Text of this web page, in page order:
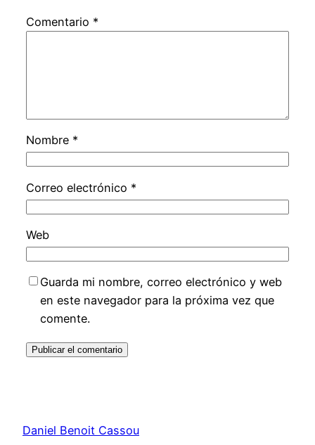
Comentario *
Nombre *
Correo electrónico *
Web
Guarda mi nombre, correo electrónico y web
en este navegador para la próxima vez que
comente.
Daniel Benoit Cassou